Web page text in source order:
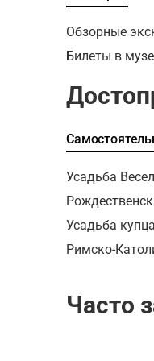
Обзорные
Билеты в
Усадьба
Усадьба
Римско-
Часто